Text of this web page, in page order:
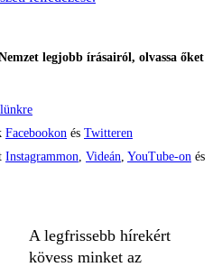
legjobb írásairól, olvassa őket
Facebookon és Twitteren
Instagrammon Videán YouTube-on és
A legfrissebb hírekért
kövess minket az